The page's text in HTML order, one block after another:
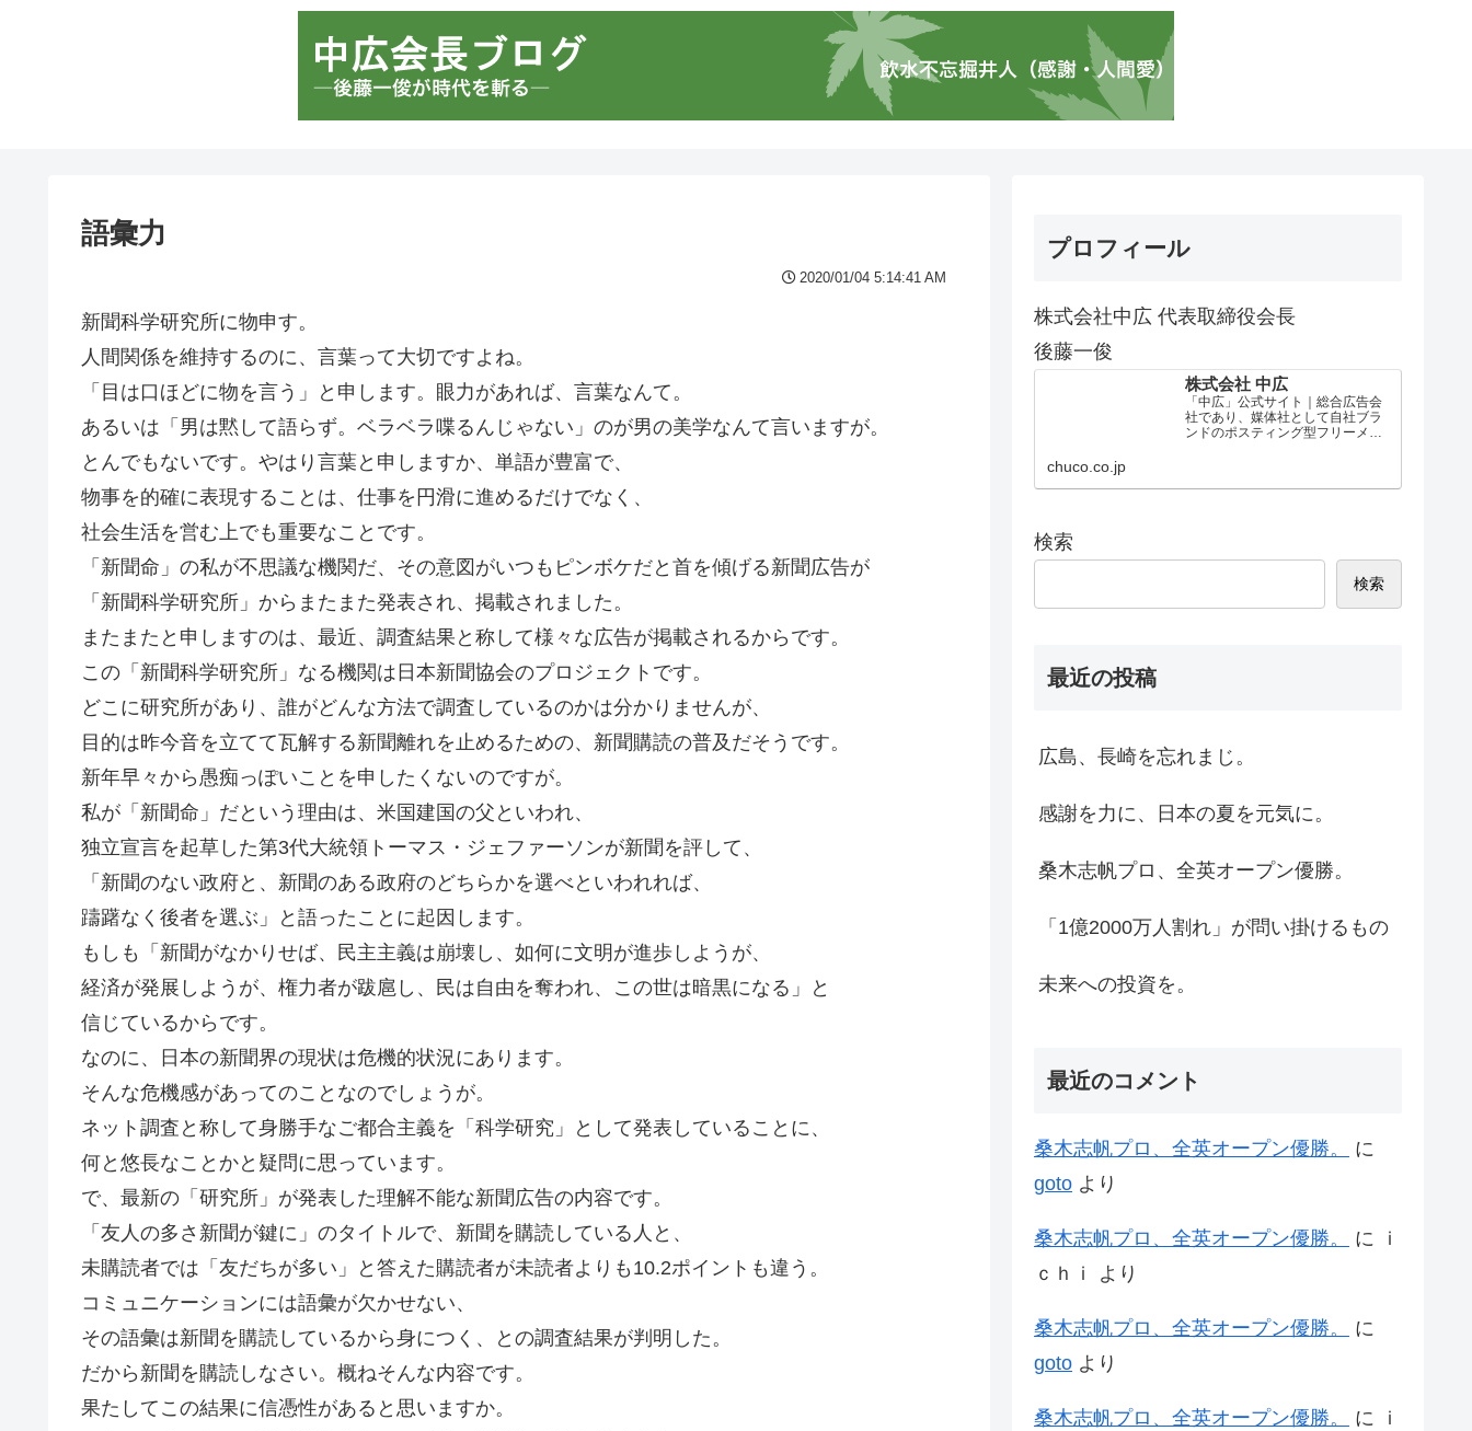
語彙力
2020/01/04 5:14:41 AM
新聞科学研究所に物申す。
人間関係を維持するのに、言葉って大切ですよね。
「目は口ほどに物を言う」と申します。眼力があれば、言葉なんて。
あるいは「男は黙して語らず。ベラベラ喋るんじゃない」のが男の美学なんて言いますが。
とんでもないです。やはり言葉と申しますか、単語が豊富で、
物事を的確に表現することは、仕事を円滑に進めるだけでなく、
社会生活を営む上でも重要なことです。
「新聞命」の私が不思議な機関だ、その意図がいつもピンボケだと首を傾げる新聞広告が
「新聞科学研究所」からまたまた発表され、掲載されました。
またまたと申しますのは、最近、調査結果と称して様々な広告が掲載されるからです。
この「新聞科学研究所」なる機関は日本新聞協会のプロジェクトです。
どこに研究所があり、誰がどんな方法で調査しているのかは分かりませんが、
目的は昨今音を立てて瓦解する新聞離れを止めるための、新聞購読の普及だそうです。
新年早々から愚痴っぽいことを申したくないのですが。
私が「新聞命」だという理由は、米国建国の父といわれ、
独立宣言を起草した第3代大統領トーマス・ジェファーソンが新聞を評して、
「新聞のない政府と、新聞のある政府のどちらかを選べといわれれば、
躊躇なく後者を選ぶ」と語ったことに起因します。
もしも「新聞がなかりせば、民主主義は崩壊し、如何に文明が進歩しようが、
経済が発展しようが、権力者が跋扈し、民は自由を奪われ、この世は暗黒になる」と
信じているからです。
なのに、日本の新聞界の現状は危機的状況にあります。
そんな危機感があってのことなのでしょうが。
ネット調査と称して身勝手なご都合主義を「科学研究」として発表していることに、
何と悠長なことかと疑問に思っています。
で、最新の「研究所」が発表した理解不能な新聞広告の内容です。
「友人の多さ新聞が鍵に」のタイトルで、新聞を購読している人と、
未購読者では「友だちが多い」と答えた購読者が未読者よりも10.2ポイントも違う。
コミュニケーションには語彙が欠かせない、
その語彙は新聞を購読しているから身につく、との調査結果が判明した。
だから新聞を購読しなさい。概ねそんな内容です。
果たしてこの結果に信憑性があると思いますか。
プロフィール
株式会社中広 代表取締役会長
後藤一俊
株式会社 中広
「中広」公式サイト｜総合広告会
社であり、媒体社として自社ブラ
ンドのポスティング型フリーメデ
chuco.co.jp
検索
検索
最近の投稿
広島、長崎を忘れまじ。
感謝を力に、日本の夏を元気に。
桑木志帆プロ、全英オープン優勝。
「1億2000万人割れ」が問い掛けるもの
未来への投資を。
最近のコメント
桑木志帆プロ、全英オープン優勝。
に
goto より
桑木志帆プロ、全英オープン優勝。 に
ｉ
ｃｈｉ
より
桑木志帆プロ、全英オープン優勝。
に
goto より
桑木志帆プロ、全英オープン優勝。 に
ｉ